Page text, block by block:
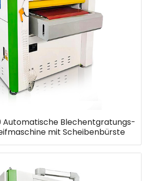
Automatische Blechentgratungs-
mit Scheibenbürste